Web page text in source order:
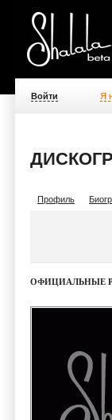
Войти Я
Профиль
ОФИЦИАЛЬНЫЕ